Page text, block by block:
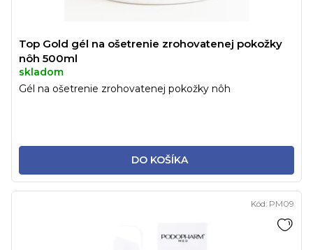
Top Gold gél na ošetrenie zrohovatenej pokožky
nôh 500ml
skladom
DO KOŠÍKA
Gél na ošetrenie zrohovatenej pokožky nôh
Kód: PM09